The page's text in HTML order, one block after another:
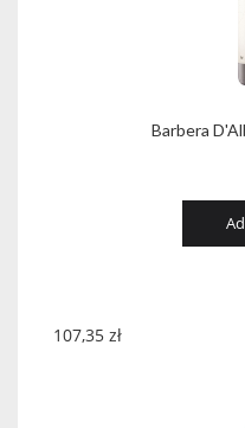
Barbera
107,35 zł